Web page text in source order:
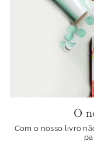
O
Com o nosso livro